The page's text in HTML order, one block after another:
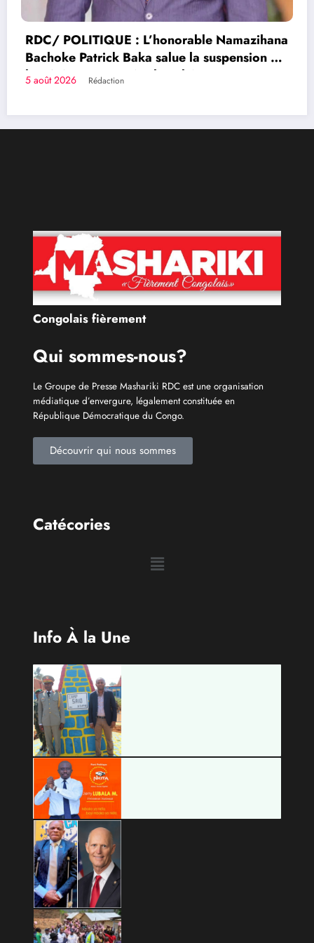
de
Qui sommes-nous?
Le Groupe de Presse Mashariki RDC est une organisation
médiatique d’envergure, légalement constituée en
République Démocratique du Congo.
Découvrir qui nous sommes
Catécories
Info À la Une